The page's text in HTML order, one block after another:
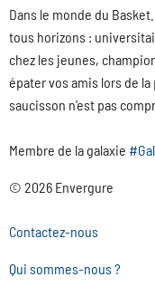
Dans le monde du
tous horizons :
chez les jeunes,
épater vos amis lors de
saucisson n'est pas
Membre de la galaxie
© 2026 Envergure
Contactez-nous
Qui sommes-nous ?